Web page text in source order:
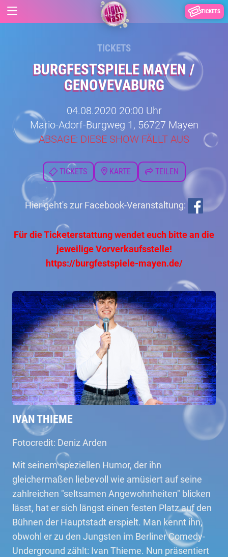
TICKETS
TICKETS
BURGFESTSPIELE MAYEN /
GENOVEVABURG
04.08.2020 20:00 Uhr
Mario-Adorf-Burgweg 1, 56727 Mayen
ABSAGE: DIESE SHOW FÄLLT AUS
TICKETS KARTE TEILEN
Hier geht's zur Facebook-Veranstaltung:
Für die Ticketerstattung wendet euch bitte an die
jeweilige Vorverkaufsstelle!
https://burgfestspiele-mayen.de/
IVAN THIEME
Fotocredit: Deniz Arden
Mit seinem speziellen Humor, der ihn
gleichermaßen liebevoll wie amüsiert auf seine
zahlreichen "seltsamen Angewohnheiten" blicken
lässt, hat er sich längst einen festen Platz auf den
Bühnen der Hauptstadt erspielt. Man kennt ihn,
obwohl er zu den Jungsten im Berliner Comedy-
Underground zählt: Ivan Thieme. Nun präsentiert